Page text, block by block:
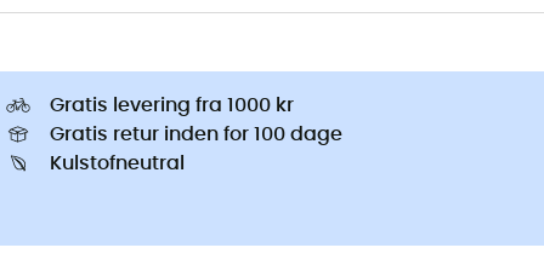
Gratis levering fra 1000 kr
Gratis retur inden for 100 dage
Kulstofneutral